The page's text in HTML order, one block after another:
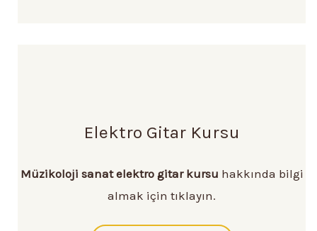
Elektro Gitar Kursu
Müzikoloji sanat elektro gitar kursu hakkında bilgi
almak için tıklayın.